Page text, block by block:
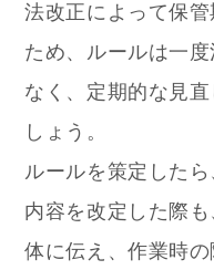
法改正によって保
ため、ルールは一
なく、定期的な見
しょう。
ルールを策定したら
内容を改定した際
体に伝え、作業時